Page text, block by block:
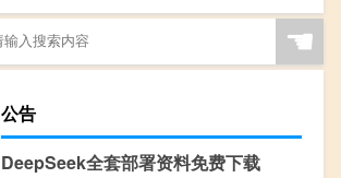
☚
公告
DeepSeek全套部署资料免费下载